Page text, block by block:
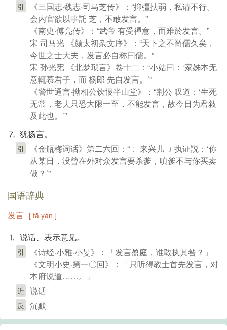
引
《三国志·魏志·司马芝传》：“抑彊扶弱，私请不行。
会内官欲以事託 芝，不敢发言。”
《南史·傅亮传》：“武帝 有受禪意，而难於发言。”
宋 司马光 《颜太初杂文序》：“天下之不尚儒久矣，
今世之士大夫，发言必自称曰儒。”
宋 孙光宪 《北梦琐言》卷十二：“小姑曰：‘家姊本无
意輒慕君子，而 杨郎 先自发言。’”
《警世通言·拗相公饮恨半山堂》：“荆公 叹道：‘生死
无常，老夫只恐大限一至，不能发言，故今日为君敍
及此也。’”
⒎ 犹扬言。
引
《金瓶梅词话》第二六回：“﹝ 来兴儿 ﹞执证説：‘你
从某日，没曾在外对众发言要杀爹，嗔爹不与你买卖
做？’”
国语辞典
发言 [ fā yán ]
⒈ 说话、表示意见。
引
《诗经·小雅·小旻》：「发言盈庭，谁敢执其咎？」
《文明小史·第一〇回》：「只听得教士首先发言，对
本府说道……。」
近 说话
反 沉默